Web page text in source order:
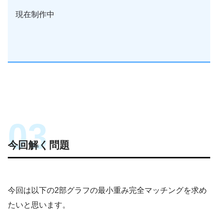
を利用する。
経営、経済の課
現在制作中
今回解く問題
今回は以下の2部グラフの最小重み完全マッチングを求め
たいと思います。